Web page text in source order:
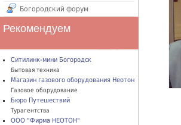
Богородский форум
Рекомендуем
Ситилинк-мини Богородск
Бытовая техника
Магазин газового оборудования Неотон
Газовое оборудование
Бюро Путешествий
Турагентства
ООО "Фирма НЕОТОН"